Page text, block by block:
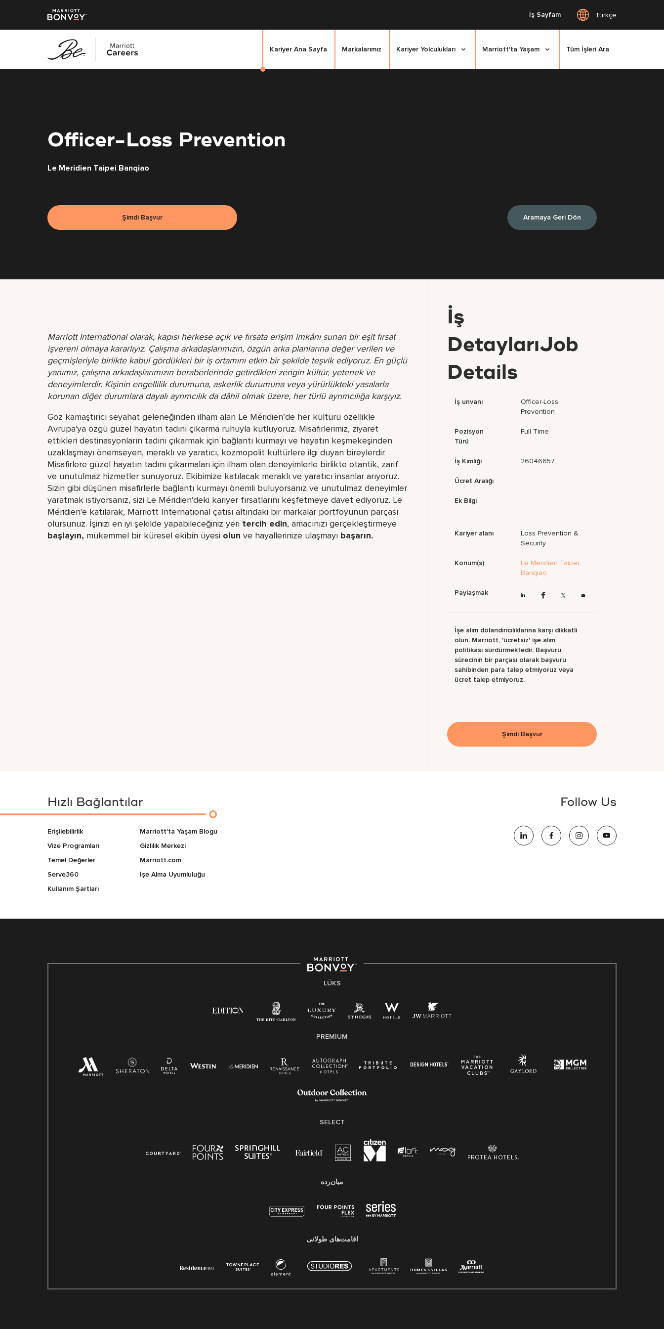
İş Sayfam Türkçe
Kariyer Ana Sayfa Markalarımız Kariyer Yolculukları Marriott'ta Yaşam Tüm İşleri Ara
Officer-Loss Prevention
Le Meridien Taipei Banqiao
Şimdi Başvur Aramaya Geri Dön
Marriott International olarak, kapısı herkese açık ve fırsata erişim imkânı sunan bir eşit fırsat
işvereni olmaya kararlıyız. Çalışma arkadaşlarımızın, özgün arka planlarına değer verilen ve
geçmişleriyle birlikte kabul gördükleri bir iş ortamını etkin bir şekilde teşvik ediyoruz. En güçlü
yanımız, çalışma arkadaşlarımızın beraberlerinde getirdikleri zengin kültür, yetenek ve
deneyimlerdir. Kişinin engellilik durumuna, askerlik durumuna veya yürürlükteki yasalarla
korunan diğer durumlara dayalı ayrımcılık da dâhil olmak üzere, her türlü ayrımcılığa karşıyız.
Göz kamaştırıcı seyahat geleneğinden ilham alan Le Méridien’de her kültürü özellikle
Avrupa'ya özgü güzel hayatın tadını çıkarma ruhuyla kutluyoruz. Misafirlerimiz, ziyaret
ettikleri destinasyonların tadını çıkarmak için bağlantı kurmayı ve hayatın keşmekeşinden
uzaklaşmayı önemseyen, meraklı ve yaratıcı, kozmopolit kültürlere ilgi duyan bireylerdir.
Misafirlere güzel hayatın tadını çıkarmaları için ilham olan deneyimlerle birlikte otantik, zarif
ve unutulmaz hizmetler sunuyoruz. Ekibimize katılacak meraklı ve yaratıcı insanlar arıyoruz.
Sizin gibi düşünen misafirlerle bağlantı kurmayı önemli buluyorsanız ve unutulmaz deneyimler
yaratmak istiyorsanız, sizi Le Méridien'deki kariyer fırsatlarını keşfetmeye davet ediyoruz. Le
Méridien'e katılarak, Marriott International çatısı altındaki bir markalar portföyünün parçası
olursunuz. İşinizi en iyi şekilde yapabileceğiniz yeri​ tercih edin, amacınızı gerçekleştirmeye
başlayın, mükemmel bir küresel​ ekibin üyesi olun ve hayallerinize ulaşmayı başarın.
İş
DetaylarıJob
Details
İş unvanı
Officer-Loss
Prevention
Pozisyon
Türü
Full Time
İş Kimliği 26046657
Ücret Aralığı
Ek Bilgi
Kariyer alanı
Loss Prevention &
Security
Konum(s)
Le Meridien Taipei
Banqiao
Paylaşmak
İşe alım dolandırıcılıklarına karşı dikkatli
olun. Marriott, 'ücretsiz' işe alım
politikası sürdürmektedir. Başvuru
sürecinin bir parçası olarak başvuru
sahibinden para talep etmiyoruz veya
ücret talep etmiyoruz.
Şimdi Başvur
Hızlı Bağlantılar
Erişilebilirlik
Vize Programları
Temel Değerler
Serve360
Kullanım Şartları
Marriott'ta Yaşam Blogu
Gizlilik Merkezi
Marriott.com
İşe Alma Uyumluluğu
Follow Us
LÜKS
PREMIUM
SELECT
میان‌رده
اقامت‌های طولانی